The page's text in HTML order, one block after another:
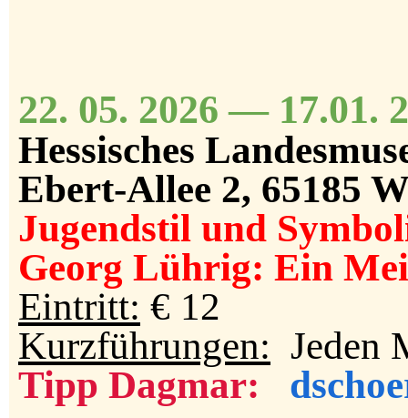
22. 05. 2026 — 17.01.
Hessisches
Ebert-Allee 2, 65185
Jugendstil und
Georg Lührig: Ein
Eintritt: € 12
Kurzführungen: Jeden
Tipp Dagmar: